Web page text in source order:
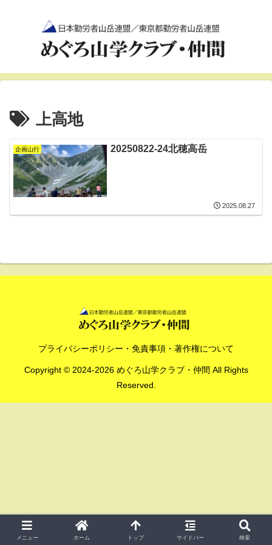
上高地
企画山行 20250822-24北穂高岳
2025.08.27
プライバシーポリシー・免責事項・著作権について
Copyright © 2024-2026 めぐろ山学クラブ・仲間 All Rights
Reserved.
メニュー ホーム トップ サイドバー 検索